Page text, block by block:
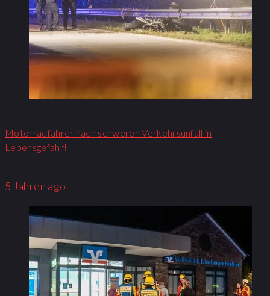
Motorradfahrer nach schweren Verkehrsunfall in
Lebensgefahr!
5 Jahren ago